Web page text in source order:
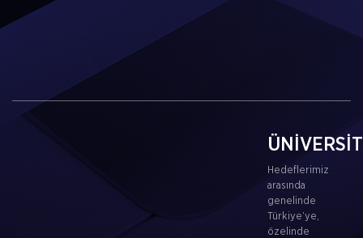
Hedeflerimiz
arasında
genelinde
Türkiye’ye,
özelinde